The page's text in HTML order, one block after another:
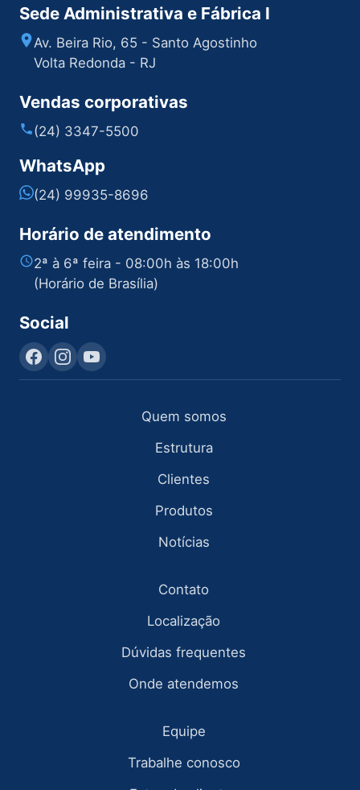
Sede Administrativa e Fábrica I
Av. Beira Rio, 65 - Santo Agostinho
Volta Redonda - RJ
Vendas corporativas
(24) 3347-5500
WhatsApp
(24) 99935-8696
Horário de atendimento
2ª à 6ª feira - 08:00h às 18:00h
(Horário de Brasília)
Social
Quem somos
Estrutura
Clientes
Produtos
Notícias
Contato
Localização
Dúvidas frequentes
Onde atendemos
Equipe
Trabalhe conosco